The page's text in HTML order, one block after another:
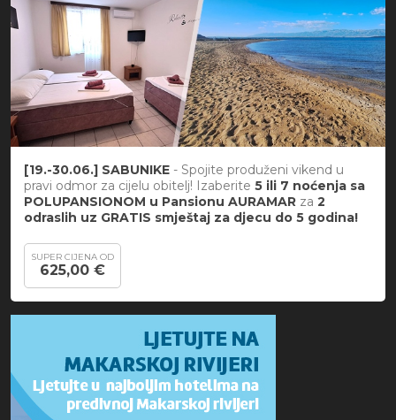
[19.-30.06.] SABUNIKE - Spojite produženi vikend u
pravi odmor za cijelu obitelj! Izaberite 5 ili 7 noćenja sa
POLUPANSIONOM u Pansionu AURAMAR za 2
odraslih uz GRATIS smještaj za djecu do 5 godina!
SUPER CIJENA OD
625,00 €